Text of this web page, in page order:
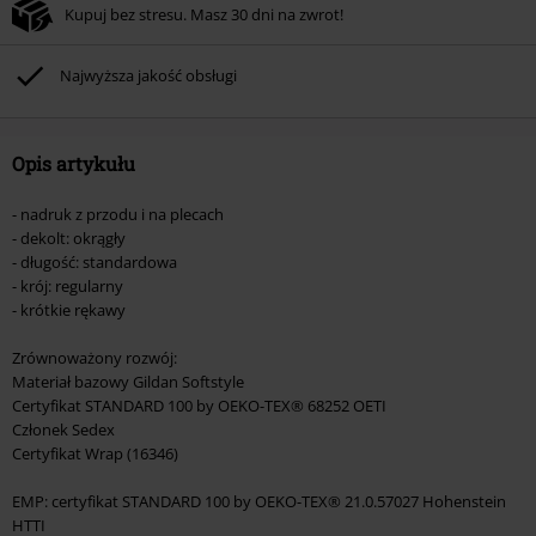
Nie łączy się z innymi kodami promocyjnymi. Promocja nie obejmuje: mediów
Rammstein, (Till) Lindemann, Böhse Onkelz, Broilers, Die Ärzte, Die Toten
Hosen, Metality oraz artykułów z donacją w cenie.
Kupuj bez stresu. Masz 30 dni na zwrot!
Najwyższa jakość obsługi
Opis artykułu
- nadruk z przodu i na plecach
- dekolt: okrągły
- długość: standardowa
- krój: regularny
- krótkie rękawy
Zrównoważony rozwój:
Materiał bazowy Gildan Softstyle
Certyfikat STANDARD 100 by OEKO-TEX® 68252 OETI
Członek Sedex
Certyfikat Wrap (16346)
EMP: certyfikat STANDARD 100 by OEKO-TEX® 21.0.57027 Hohenstein
HTTI